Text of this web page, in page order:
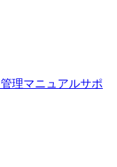
管理マニュアルサポ